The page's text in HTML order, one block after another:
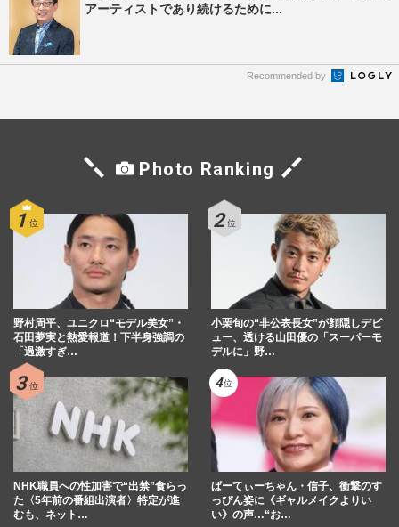
アーティストであり続けるために...
Recommended by
Photo Ranking
野村周平、ユニクロ“モデル美女”・
石田夢実と熱愛報道！下半身強調の
「過激すぎ…
小栗旬の“非公表長女”が顔隠しデビ
ュー、透ける山田優の「スーパーモ
デルに」野…
NHK職員への性加害で“出禁”食らっ
た〈5年前の番組出演者〉特定が進
むも、ネット…
ぱーてぃーちゃん・信子、衝撃のす
っぴん姿に《ギャルメイクよりい
い》の声…“お…